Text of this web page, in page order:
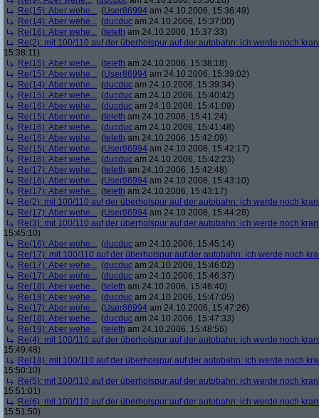
Re(15): Aber wehe... (User86994 am 24.10.2006, 15:36:49)
Re(14): Aber wehe... (ducduc am 24.10.2006, 15:37:00)
Re(16): Aber wehe... (teleth am 24.10.2006, 15:37:33)
Re(2): mit 100/110 auf der überholspur auf der autobahn: ich werde noch
15:38:11)
Re(15): Aber wehe... (teleth am 24.10.2006, 15:38:18)
Re(15): Aber wehe... (User86994 am 24.10.2006, 15:39:02)
Re(14): Aber wehe... (ducduc am 24.10.2006, 15:39:34)
Re(15): Aber wehe... (ducduc am 24.10.2006, 15:40:42)
Re(16): Aber wehe... (ducduc am 24.10.2006, 15:41:09)
Re(15): Aber wehe... (teleth am 24.10.2006, 15:41:24)
Re(16): Aber wehe... (ducduc am 24.10.2006, 15:41:48)
Re(16): Aber wehe... (teleth am 24.10.2006, 15:42:09)
Re(15): Aber wehe... (User86994 am 24.10.2006, 15:42:17)
Re(16): Aber wehe... (ducduc am 24.10.2006, 15:42:23)
Re(17): Aber wehe... (teleth am 24.10.2006, 15:42:48)
Re(16): Aber wehe... (User86994 am 24.10.2006, 15:43:10)
Re(17): Aber wehe... (teleth am 24.10.2006, 15:43:17)
Re(2): mit 100/110 auf der überholspur auf der autobahn: ich werde noch
Re(17): Aber wehe... (User86994 am 24.10.2006, 15:44:28)
Re(3): mit 100/110 auf der überholspur auf der autobahn: ich werde noch
15:45:10)
Re(16): Aber wehe... (ducduc am 24.10.2006, 15:45:14)
Re(17): mit 100/110 auf der überholspur auf der autobahn: ich werde noch
Re(17): Aber wehe... (ducduc am 24.10.2006, 15:46:02)
Re(17): Aber wehe... (ducduc am 24.10.2006, 15:46:37)
Re(18): Aber wehe... (teleth am 24.10.2006, 15:46:40)
Re(18): Aber wehe... (ducduc am 24.10.2006, 15:47:05)
Re(17): Aber wehe... (User86994 am 24.10.2006, 15:47:26)
Re(18): Aber wehe... (ducduc am 24.10.2006, 15:47:33)
Re(19): Aber wehe... (teleth am 24.10.2006, 15:48:56)
Re(4): mit 100/110 auf der überholspur auf der autobahn: ich werde noch
15:49:48)
Re(18): mit 100/110 auf der überholspur auf der autobahn: ich werde noch
15:50:10)
Re(5): mit 100/110 auf der überholspur auf der autobahn: ich werde noch
15:51:01)
Re(6): mit 100/110 auf der überholspur auf der autobahn: ich werde noch
15:51:50)